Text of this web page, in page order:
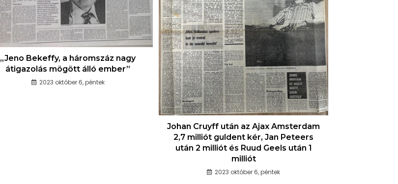
„Jeno Bekeffy, a háromszáz nagy
átigazolás mögött álló ember”
2023 október 6, péntek
Johan Cruyff után az Ajax Amsterdam
2,7 milliót guldent kér, Jan Peteers
után 2 milliót és Ruud Geels után 1
milliót
2023 október 6, péntek